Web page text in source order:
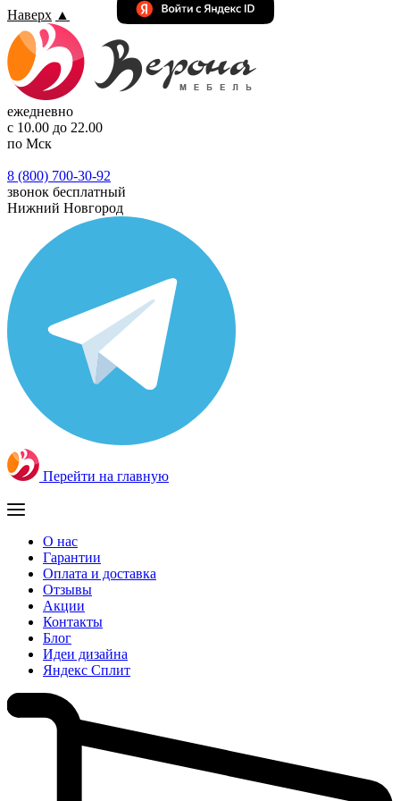
Наверх ▲
ежедневно
с 10.00 до 22.00
по Мск
8 (800) 700-30-92
звонок бесплатный
Нижний Новгород
Перейти на главную
О нас
Гарантии
Оплата и доставка
Отзывы
Акции
Контакты
Блог
Идеи дизайна
Яндекс Сплит